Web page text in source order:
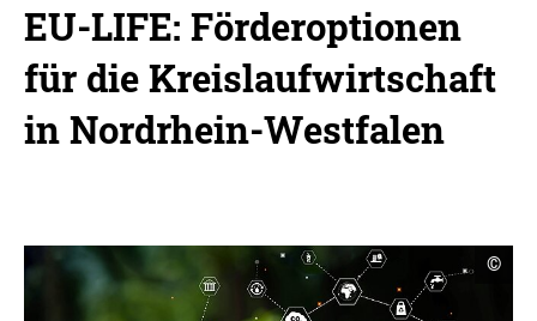
EU-LIFE: Förderoptionen
für die Kreislaufwirtschaft
in Nordrhein-Westfalen
C
©